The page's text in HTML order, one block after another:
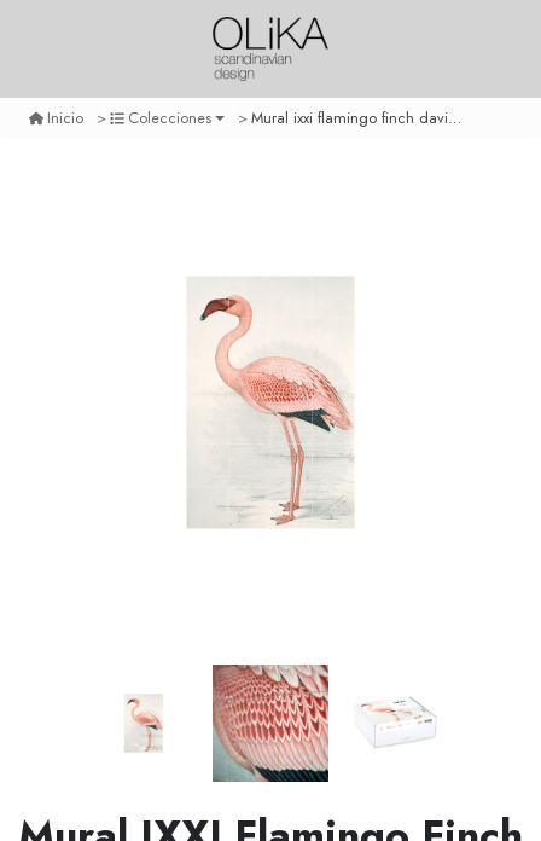
Inicio Colecciones Mural ixxi flamingo finch davies small